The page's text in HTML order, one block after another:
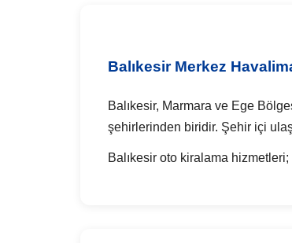
Balıkesir Merkez
Balıkesir, Marmara ve Ege
şehirlerinden biridir. Şehir içi
Balıkesir oto kiralama